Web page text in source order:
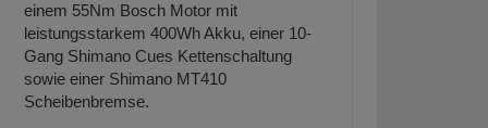
einem 55Nm Bosch Motor mit
leistungsstarkem 400Wh Akku, einer 10-
Gang Shimano Cues Kettenschaltung
sowie einer Shimano MT410
Scheibenbremse.